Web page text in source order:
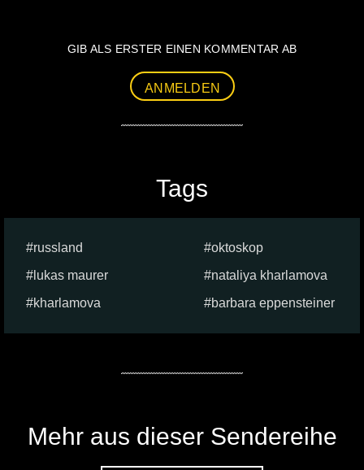
GIB ALS ERSTER EINEN KOMMENTAR AB
ANMELDEN
Tags
russland
oktoskop
lukas maurer
nataliya kharlamova
kharlamova
barbara eppensteiner
Mehr aus dieser Sendereihe